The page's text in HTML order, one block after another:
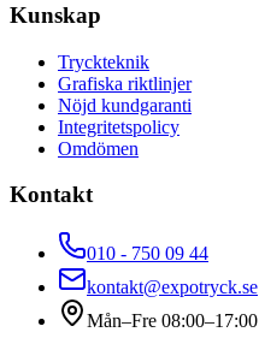
Kunskap
Tryckteknik
Grafiska riktlinjer
Nöjd kundgaranti
Integritetspolicy
Omdömen
Kontakt
010 - 750 09 44
kontakt@expotryck.se
Mån–Fre 08:00–17:00